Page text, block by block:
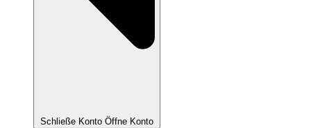
Schließe Konto Öffne Konto